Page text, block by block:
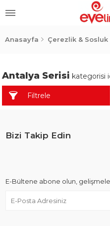
Anasayfa
Çerezlik & Sosluk
Antalya Serisi kategorisi
Filtrele
Bizi Takip Edin
E-Bültene abone olun,